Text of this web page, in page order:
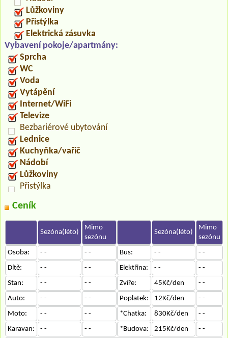
Lůžkoviny
Přistýlka
Elektrická zásuvka
Vybavení pokoje/apartmány:
Sprcha
WC
Voda
Vytápění
Internet/WiFi
Televize
Bezbariérové ubytování
Lednice
Kuchyňka/vařič
Nádobí
Lůžkoviny
Přistýlka
Ceník
Sezóna(léto)
Mimo
sezónu
Sezóna(léto)
Mimo
sezónu
Osoba:
- - - - Bus: - -
- -
Dítě:
- - - - Elektřina: - -
- -
Stan:
- - - - Zvíře: 45Kč/den
- -
Auto:
- - - - Poplatek: 12Kč/den
- -
Moto:
- - - - *Chatka: 830Kč/den
- -
Karavan:
- - - - *Budova: 215Kč/den
- -